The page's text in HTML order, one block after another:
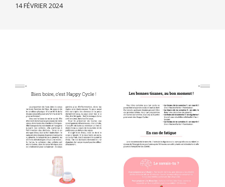
14 FÉVRIER 2024